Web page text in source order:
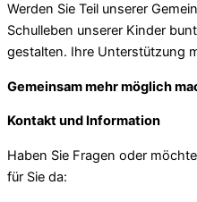
Werden Sie Teil unserer
Schulleben unserer Kinder
gestalten. Ihre Unterstützung
Gemeinsam mehr möglich
Kontakt und Information
Haben Sie Fragen oder
für Sie da: